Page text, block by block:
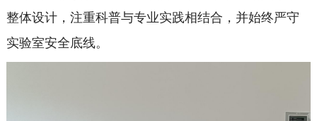
整体设计，注重科普与专业实践相结合，并始终严守
实验室安全底线。